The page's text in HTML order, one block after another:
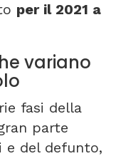
per il 2021 a
variano
fasi della
parte
e del defunto,